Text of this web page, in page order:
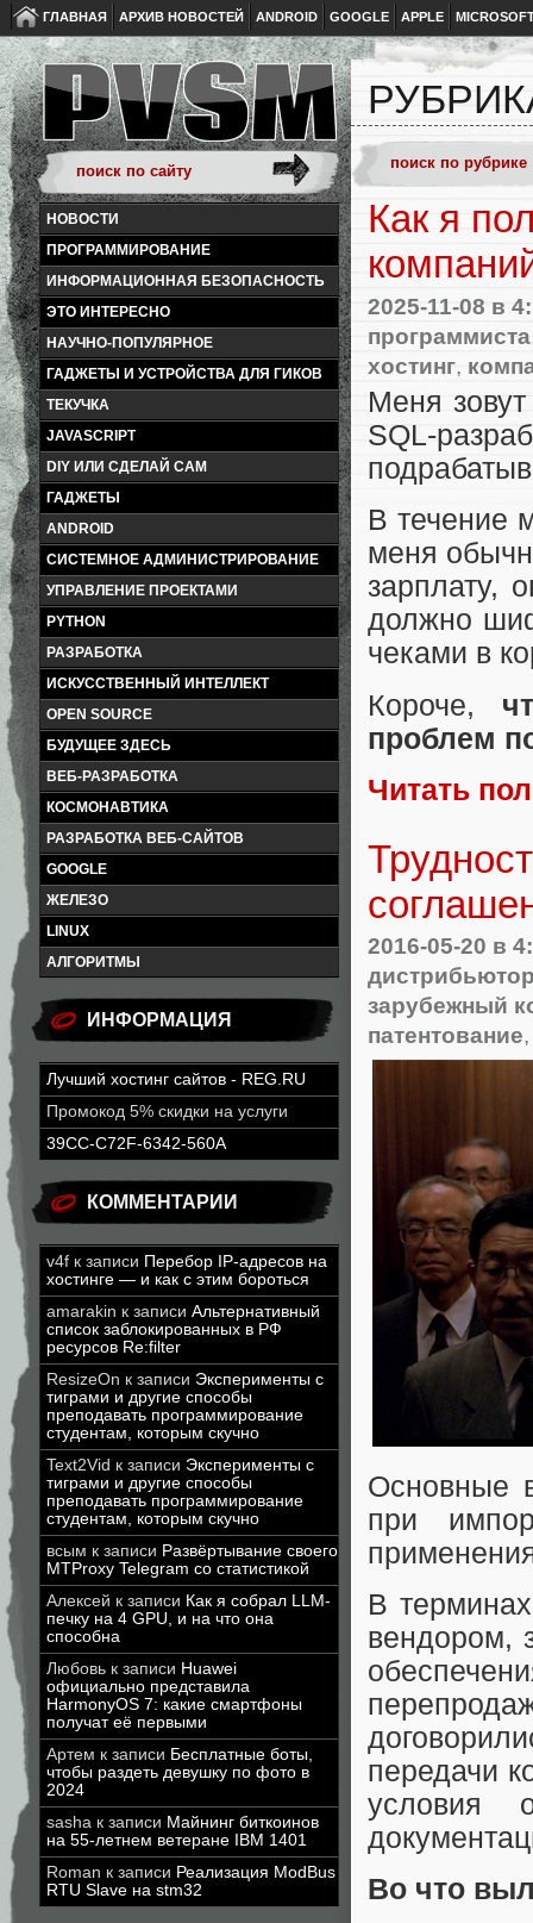
ГЛАВНАЯ АРХИВ НОВОСТЕЙ ANDROID GOOGLE APPLE
НОВОСТИ
ПРОГРАММИРОВАНИЕ
ИНФОРМАЦИОННАЯ БЕЗОПАСНОСТЬ
ЭТО ИНТЕРЕСНО
НАУЧНО-ПОПУЛЯРНОЕ
ГАДЖЕТЫ И УСТРОЙСТВА ДЛЯ ГИКОВ
ТЕКУЧКА
JAVASCRIPT
DIY ИЛИ СДЕЛАЙ САМ
ГАДЖЕТЫ
ANDROID
СИСТЕМНОЕ АДМИНИСТРИРОВАНИЕ
УПРАВЛЕНИЕ ПРОЕКТАМИ
PYTHON
РАЗРАБОТКА
ИСКУССТВЕННЫЙ ИНТЕЛЛЕКТ
OPEN SOURCE
БУДУЩЕЕ ЗДЕСЬ
ВЕБ-РАЗРАБОТКА
КОСМОНАВТИКА
РАЗРАБОТКА ВЕБ-САЙТОВ
GOOGLE
ЖЕЛЕЗО
LINUX
АЛГОРИТМЫ
ИНФОРМАЦИЯ
Лучший хостинг сайтов - REG.RU
Промокод 5% скидки на услуги
39CC-C72F-6342-560A
КОММЕНТАРИИ
v4f к записи Перебор IP-адресов на
хостинге — и как с этим бороться
amarakin к записи Альтернативный
список заблокированных в РФ
ресурсов Re:filter
ResizeOn к записи Эксперименты с
тиграми и другие способы
преподавать программирование
студентам, которым скучно
Text2Vid к записи Эксперименты с
тиграми и другие способы
преподавать программирование
студентам, которым скучно
всым к записи Развёртывание своего
MTProxy Telegram со статистикой
Алексей к записи Как я собрал LLM-
печку на 4 GPU, и на что она
способна
Любовь к записи Huawei
официально представила
HarmonyOS 7: какие смартфоны
получат её первыми
Артем к записи Бесплатные боты,
чтобы раздеть девушку по фото в
2024
sasha к записи Майнинг биткоинов
на 55-летнем ветеране IBM 1401
Roman к записи Реализация ModBus
RTU Slave на stm32
Как я
2025-11-08 в
программиста
хостинг,
Меня
SQL-
В течение
меня
зарплату,
должно
чеками в
Короче,
проблем
Читать
2016-05-20 в
зарубежный
патентование
Основные
при
В
вендором,
передачи
условия
Во что